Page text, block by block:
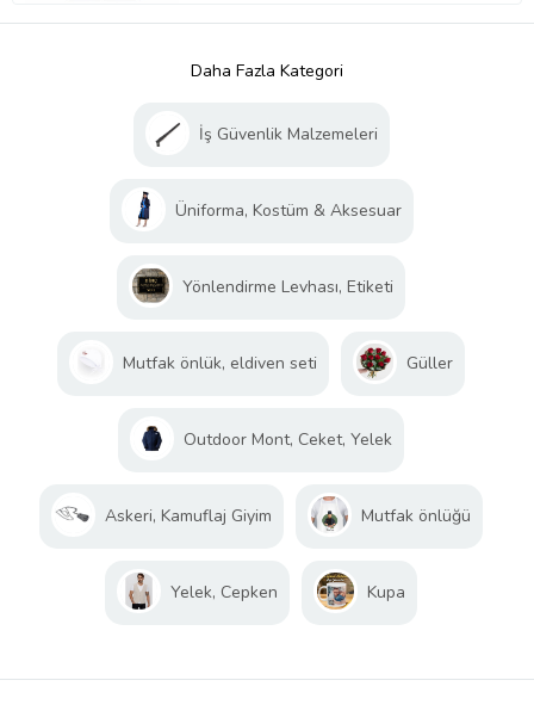
Daha Fazla Kategori
İş Güvenlik Malzemeleri
Üniforma, Kostüm & Aksesuar
Yönlendirme Levhası, Etiketi
Mutfak önlük, eldiven seti Güller
Outdoor Mont, Ceket, Yelek
Askeri, Kamuflaj Giyim Mutfak önlüğü
Yelek, Cepken Kupa